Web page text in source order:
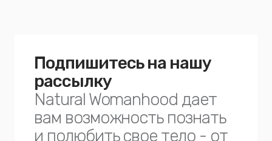
Подпишитесь на нашу
рассылку
Natural Womanhood дает
вам возможность познать
и полюбить свое тело - от